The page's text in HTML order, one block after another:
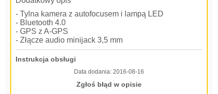
- Tylna kamera z autofocusem i lampą LED
- Bluetooth 4.0
- GPS z A-GPS
- Złącze audio minijack 3,5 mm
Instrukcja obsługi
Data dodania: 2016-08-16
Zgłoś błąd w opisie